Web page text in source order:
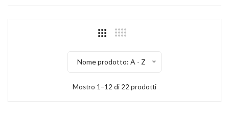
Nome prodotto: A - Z
Mostro 1–12 di 22 prodotti